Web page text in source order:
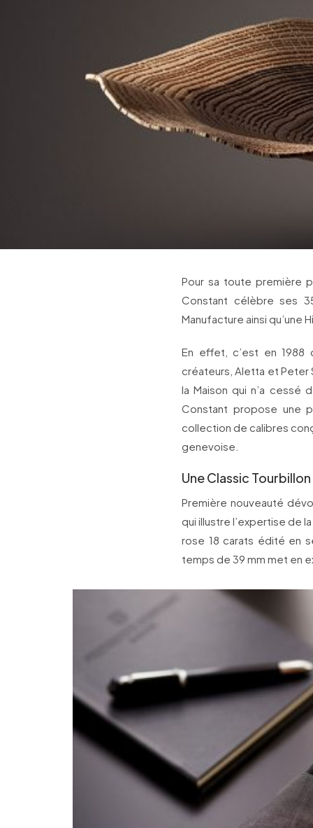
Pour sa toute première
Constant célèbre ses
Manufacture ainsi qu’une
En effet, c’est en 1988
créateurs, Aletta et Peter
la Maison qui n’a cessé
Constant propose une
collection de calibres
genevoise.
Une Classic
Première nouveauté
qui illustre l’expertise de
rose 18 carats édité en
temps de 39 mm met en